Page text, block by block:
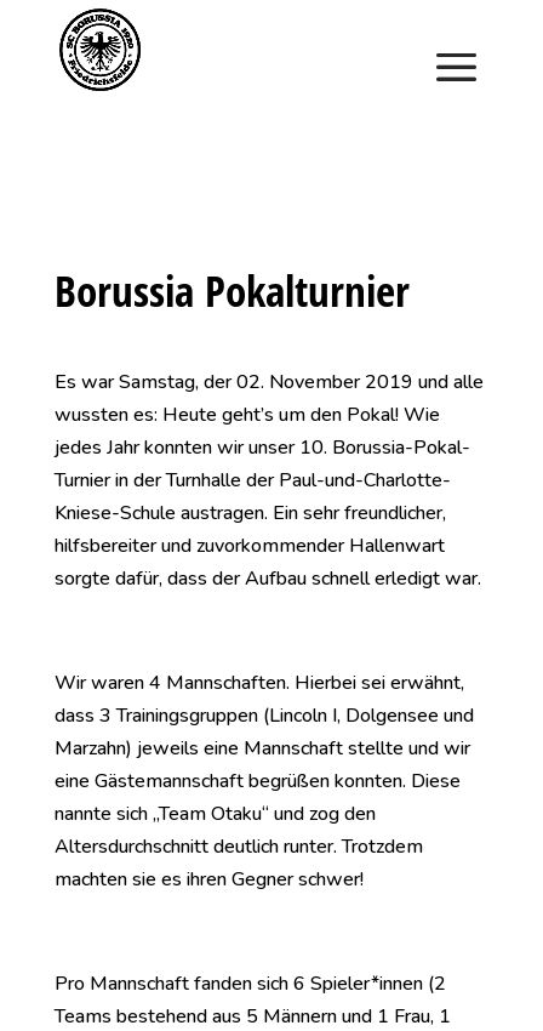
Saisonstart im April. Jetzt ein Schnuppertraining für
Kinder vereinbaren und zu Saisonbeginn dabei sein.
Borussia Pokalturnier
Es war Samstag, der 02. November 2019 und alle
wussten es: Heute geht’s um den Pokal! Wie
jedes Jahr konnten wir unser 10. Borussia-Pokal-
Turnier in der Turnhalle der Paul-und-Charlotte-
Kniese-Schule austragen. Ein sehr freundlicher,
hilfsbereiter und zuvorkommender Hallenwart
sorgte dafür, dass der Aufbau schnell erledigt war.
Wir waren 4 Mannschaften. Hierbei sei erwähnt,
dass 3 Trainingsgruppen (Lincoln I, Dolgensee und
Marzahn) jeweils eine Mannschaft stellte und wir
eine Gästemannschaft begrüßen konnten. Diese
nannte sich „Team Otaku“ und zog den
Altersdurchschnitt deutlich runter. Trotzdem
machten sie es ihren Gegner schwer!
Pro Mannschaft fanden sich 6 Spieler*innen (2
Teams bestehend aus 5 Männern und 1 Frau, 1